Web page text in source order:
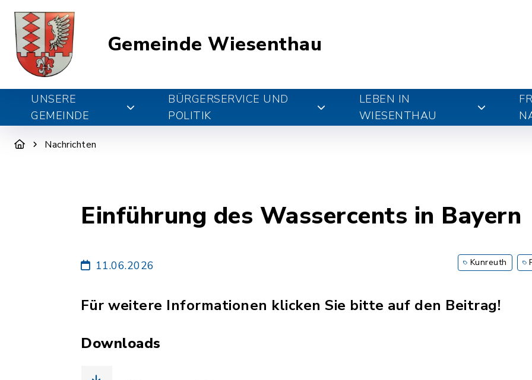
Gemeinde Wiesenthau
UNSERE
GEMEINDE
BÜRGERSERVICE UND
POLITIK
LEBEN IN
WIESENTHAU
Nachrichten
Einführung des Wassercents in Bayern
11.06.2026 Kunreuth
Für weitere Informationen klicken Sie bitte auf den Beitrag!
Downloads